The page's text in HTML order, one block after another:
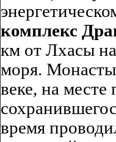
комплекс
км от Лхасы
моря.
веке, на месте
время